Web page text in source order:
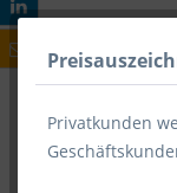
Privatkunden